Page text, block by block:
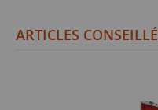
ARTICLES